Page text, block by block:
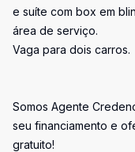
e suíte com box em
área de serviço.
Vaga para dois carros.
Somos Agente
seu financiamento e
gratuito!